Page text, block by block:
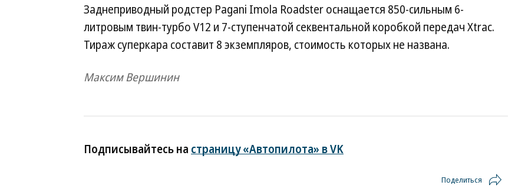
Заднеприводный родстер Pagani Imola Roadster оснащается 850-сильным 6-
литровым твин-турбо V12 и 7-ступенчатой секвентальной коробкой передач Xtrac.
Тираж суперкара составит 8 экземпляров, стоимость которых не названа.
Максим Вершинин
Подписывайтесь на страницу «Автопилота» в VK
Поделиться